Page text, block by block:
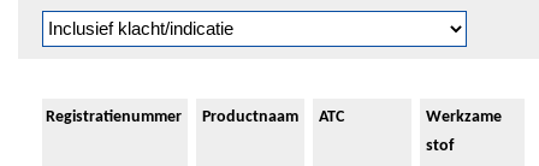
Registratienummer Productnaam ATC
Werkzame
stof